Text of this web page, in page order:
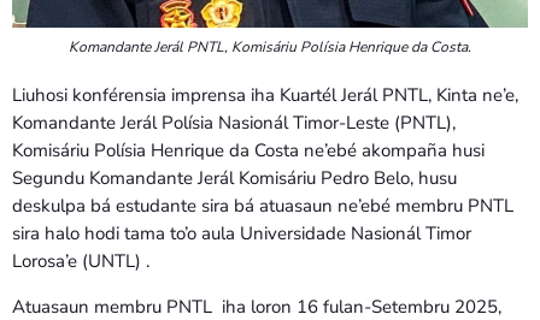
Komandante Jerál PNTL, Komisáriu Polísia Henrique da Costa.
Liuhosi konférensia imprensa iha Kuartél Jerál PNTL, Kinta ne’e,
Komandante Jerál Polísia Nasionál Timor-Leste (PNTL),
Komisáriu Polísia Henrique da Costa ne’ebé akompaña husi
Segundu Komandante Jerál Komisáriu Pedro Belo, husu
deskulpa bá estudante sira bá atuasaun ne’ebé membru PNTL
sira halo hodi tama to’o aula Universidade Nasionál Timor
Lorosa’e (UNTL) .
Atuasaun membru PNTL iha loron 16 fulan-Setembru 2025,